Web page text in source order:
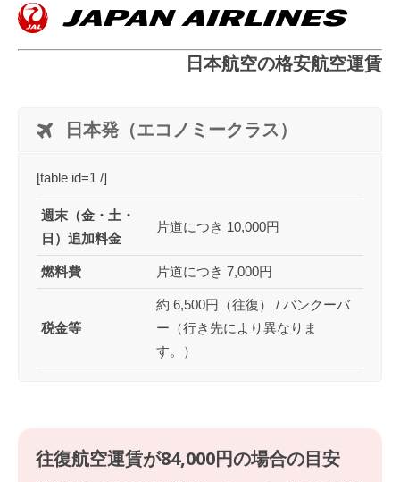
日本航空の格安航空運賃
日本発（エコノミークラス）
[table id=1 /]
週末（金・土・
日）追加料金
片道につき 10,000円
燃料費 片道につき 7,000円
税金等
約 6,500円（往復） / バンクーバ
ー（行き先により異なりま
す。）
往復航空運賃が84,000円の場合の目安